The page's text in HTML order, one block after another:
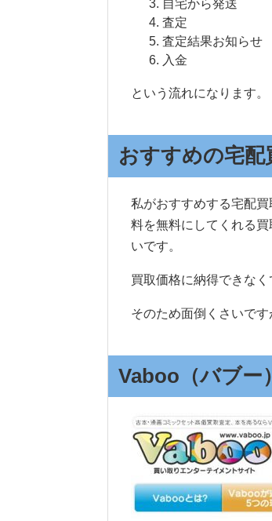
自宅から発送
査定
査定結果お知らせ
入金
という流れになります。
おすすめの宅配
私がおすすめする宅配買
料を無料にしてくれる
いです。
買取価格に納得できな
そのため面倒くさいで
Vaboo（バブー）